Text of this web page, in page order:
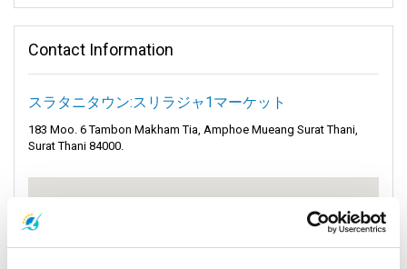
に広がります。
れます。タラートマイ通りはすぐ近くにあり、さらに多くの地
元の秘密を明かします。
なく、交通の要所としての重要な役割によっても人々を魅了し
Contact Information
スラタニタウン:スリラジャ1マーケット
183 Moo. 6 Tambon Makham Tia, Amphoe Mueang Surat Thani,
Surat Thani 84000.